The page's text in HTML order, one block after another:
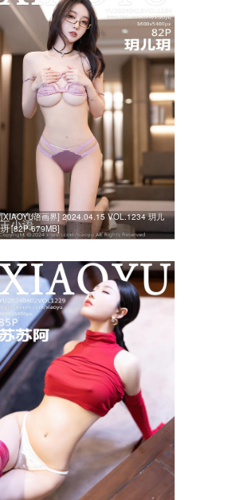
[XIAOYU语画界] 2024.04.15 VOL.1234 玥儿
玥 [82P-679MB]